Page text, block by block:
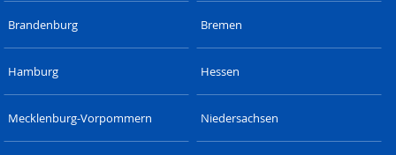
Brandenburg Bremen
Hamburg Hessen
Mecklenburg-Vorpommern Niedersachsen